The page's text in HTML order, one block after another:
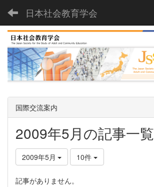
日本社会教育学会
国際交流案内
2009年5月の記事一覧
2009年5月 10件
記事がありません。